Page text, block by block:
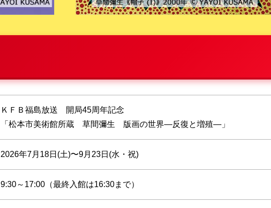
ＫＦＢ福島放送 開局45周年記念
「松本市美術館所蔵 草間彌生 版画の世界―反復と増殖―」
2026年7月18日(土)〜9月23日(水・祝)
9:30～17:00（最終入館は16:30まで）